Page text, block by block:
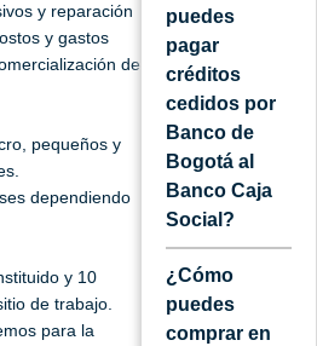
y reparación
y gastos
de
pequeños y
dependiendo
y 10
de trabajo.
para la
puedes
pagar
créditos
cedidos por
Banco de
Bogotá al
Banco Caja
Social?
¿Cómo
puedes
comprar en